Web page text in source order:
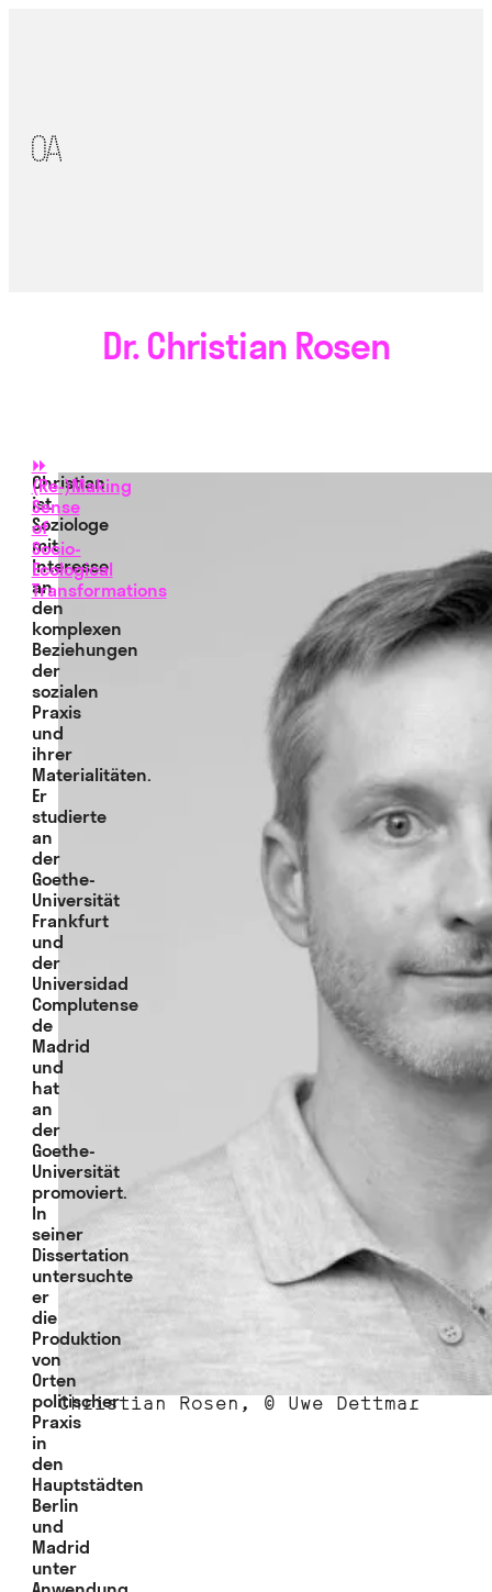
Dr. Christian Rosen
Christian Rosen, © Uwe Dettmar
Christian
ist
Soziologe
mit
Interesse
an
den
komplexen
Beziehungen
der
sozialen
Praxis
und
ihrer
Materialitäten.
Er
studierte
an
der
Goethe-
Universität
Frankfurt
und
der
Universidad
Complutense
de
Madrid
und
hat
an
der
Goethe-
Universität
promoviert.
In
seiner
Dissertation
untersuchte
er
die
Produktion
von
Orten
politischer
Praxis
in
den
Hauptstädten
Berlin
und
Madrid
unter
⏩
(Re-)Making
Sense
of
Socio-
Ecological
Transformations